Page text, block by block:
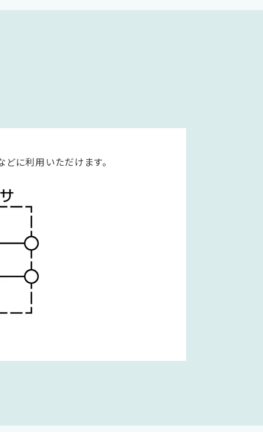
に利用いただけます。